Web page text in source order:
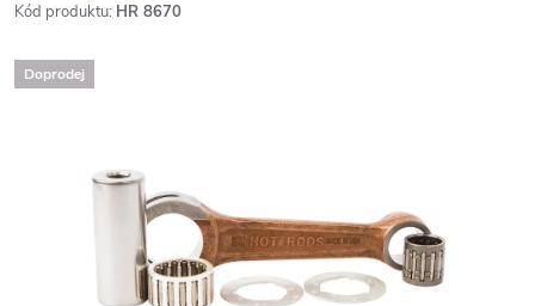
Kód produktu: HR 8670
Doprodej